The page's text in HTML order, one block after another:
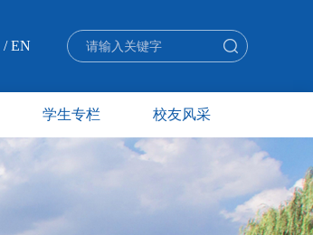
/EN
学生专栏 校友风采